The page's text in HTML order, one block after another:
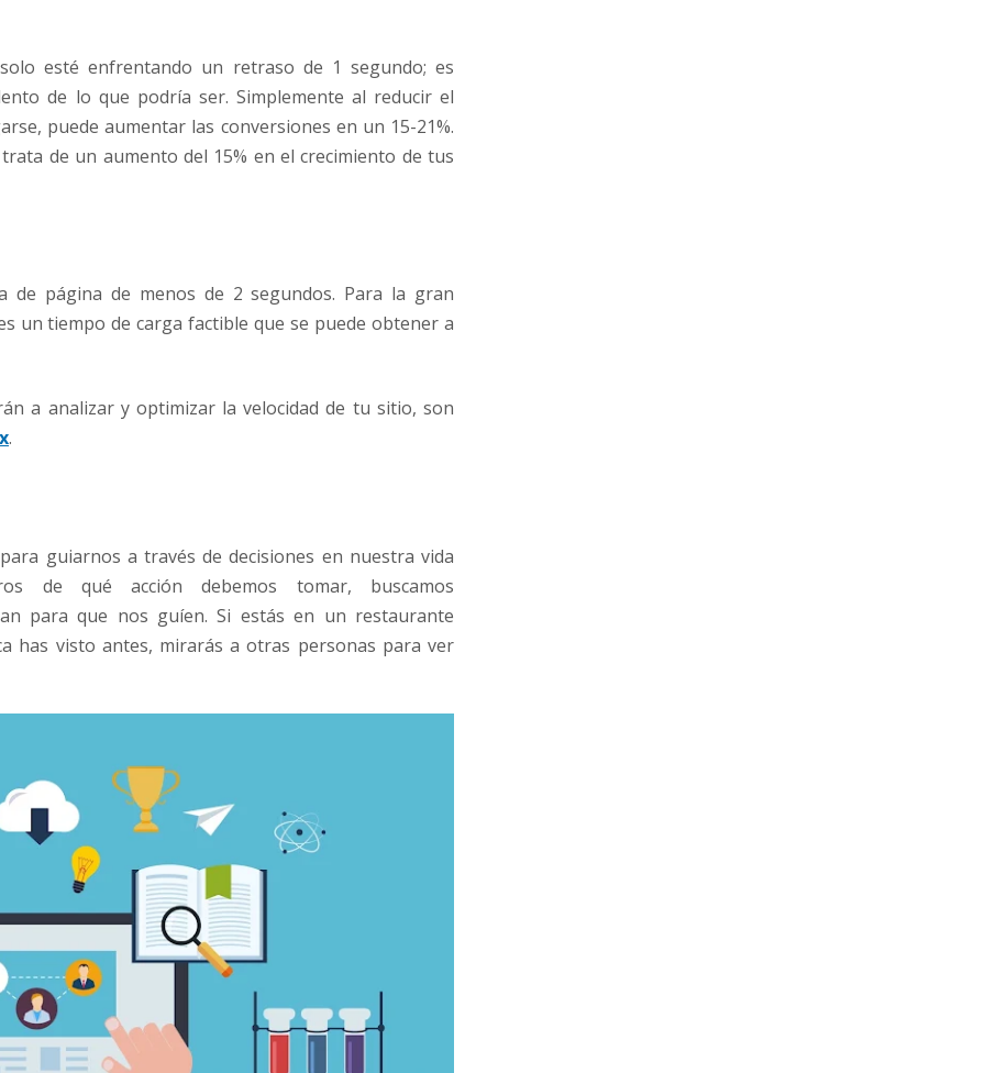
esté enfrentando un retraso de 1 segundo; es
de lo que podría ser. Simplemente al reducir el
puede aumentar las conversiones en un 15-21%.
de un aumento del 15% en el crecimiento de tus
de página de menos de 2 segundos. Para la gran
un tiempo de carga factible que se puede obtener a
a analizar y optimizar la velocidad de tu sitio, son
.
guiarnos a través de decisiones en nuestra vida
de qué acción debemos tomar, buscamos
para que nos guíen. Si estás en un restaurante
has visto antes, mirarás a otras personas para ver